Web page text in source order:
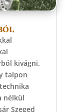
kivágni.
talpon
nélkül
Szeged